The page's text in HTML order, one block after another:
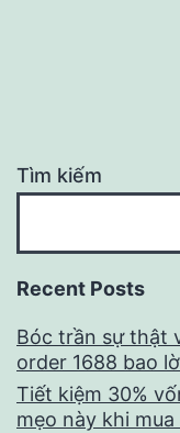
Tìm kiếm
Recent Posts
Bóc trần sự thật
order 1688 bao
Tiết kiệm 30%
mẹo này khi